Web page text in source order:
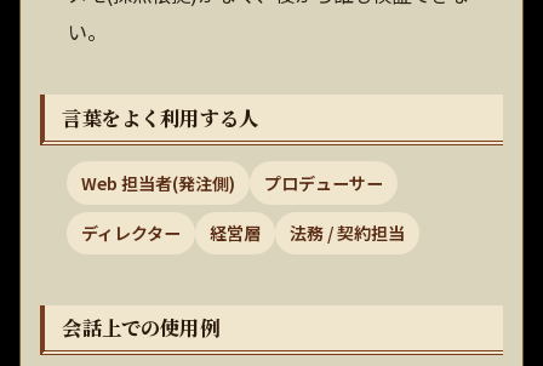
い。
言葉をよく利用する人
Web 担当者(発注側) プロデューサー
ディレクター 経営層 法務 / 契約担当
会話上での使用例